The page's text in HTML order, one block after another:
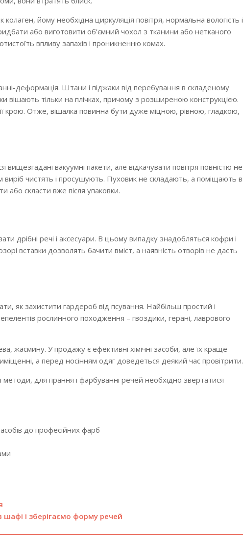
йому необхідна циркуляція повітря, нормальна вологість і
або виготовити об’ємний чохол з тканини або нетканого
впливу запахів і проникненню комах.
деформація. Штани і піджаки від перебування в складеному
вішають тільки на плічках, причому з розширеною конструкцією.
крою. Отже, вішалка повинна бути дуже міцною, рівною, гладкою,
вакуумні пакети, але відкачувати повітря повністю не
чистять і просушують. Пуховик не складають, а поміщають в
або скласти вже після упаковки.
дрібні речі і аксесуари. В цьому випадку знадобляться кофри і
вставки дозволять бачити вміст, а наявність отворів не дасть
як захистити гардероб від псування. Найбільш простий і
рослинного походження – гвоздики, герані, лаврового
жасмину. У продажу є ефективні хімічні засоби, але їх краще
а перед носінням одяг доведеться деякий час провітрити.
для прання і фарбуванні речей необхідно звертатися
до професійних фарб
і зберігаємо форму речей